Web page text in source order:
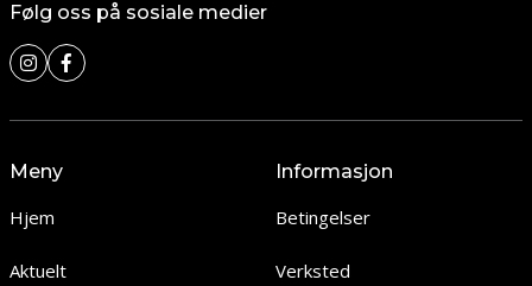
Følg oss på sosiale medier
Meny
Hjem
Aktuelt
Informasjon
Betingelser
Verksted